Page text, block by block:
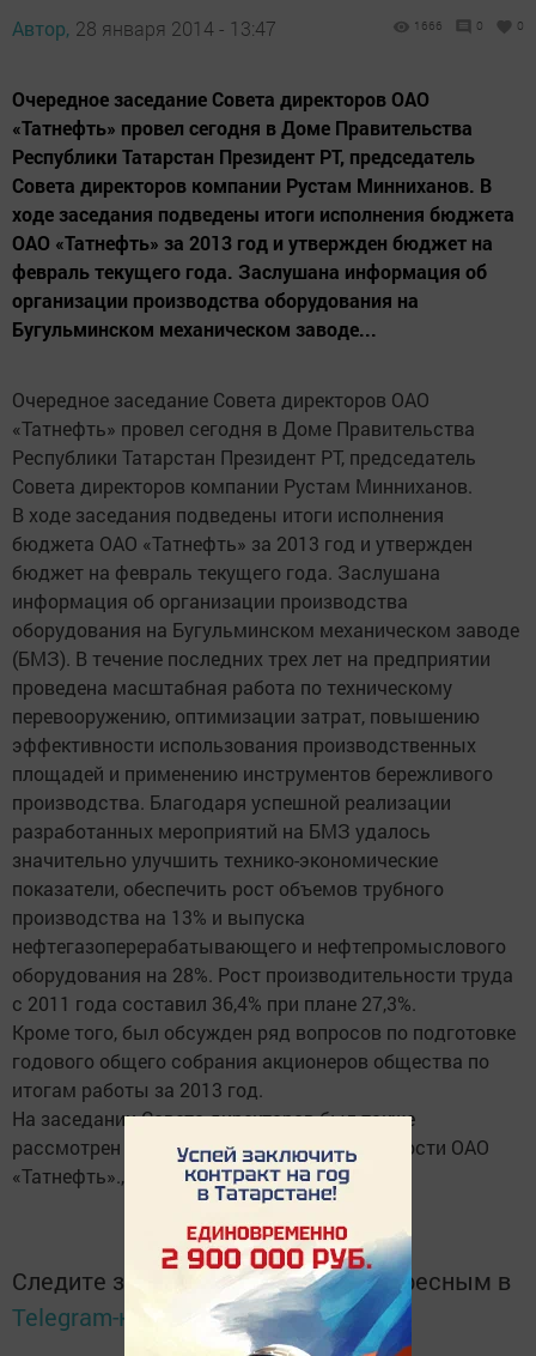
Автор, 28 января 2014 - 13:47 1666 0 0
Очередное заседание Совета директоров ОАО
«Татнефть» провел сегодня в Доме Правительства
Республики Татарстан Президент РТ, председатель
Совета директоров компании Рустам Минниханов. В
ходе заседания подведены итоги исполнения бюджета
ОАО «Татнефть» за 2013 год и утвержден бюджет на
февраль текущего года. Заслушана информация об
организации производства оборудования на
Бугульминском механическом заводе...
Очередное заседание Совета директоров ОАО
«Татнефть» провел сегодня в Доме Правительства
Республики Татарстан Президент РТ, председатель
Совета директоров компании Рустам Минниханов.
В ходе заседания подведены итоги исполнения
бюджета ОАО «Татнефть» за 2013 год и утвержден
бюджет на февраль текущего года. Заслушана
информация об организации производства
оборудования на Бугульминском механическом заводе
(БМЗ). В течение последних трех лет на предприятии
проведена масштабная работа по техническому
перевооружению, оптимизации затрат, повышению
эффективности использования производственных
площадей и применению инструментов бережливого
производства. Благодаря успешной реализации
разработанных мероприятий на БМЗ удалось
значительно улучшить технико-экономические
показатели, обеспечить рост объемов трубного
производства на 13% и выпуска
нефтегазоперерабатывающего и нефтепромыслового
оборудования на 28%. Рост производительности труда
с 2011 года составил 36,4% при плане 27,3%.
Кроме того, был обсужден ряд вопросов по подготовке
годового общего собрания акционеров общества по
итогам работы за 2013 год.
На заседании Совета директоров был также
рассмотрен ряд других вопросов деятельности ОАО
«Татнефть»., сообщила его пресс-служба.
Следите за самым важным и интересным в
Telegram-канале
Татмедиа